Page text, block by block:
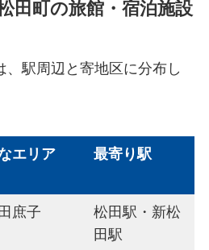
田町の旅館・宿泊施設
、駅周辺と寄地区に分布し
エリア 最寄り駅
庶子
松田駅・新松
田駅